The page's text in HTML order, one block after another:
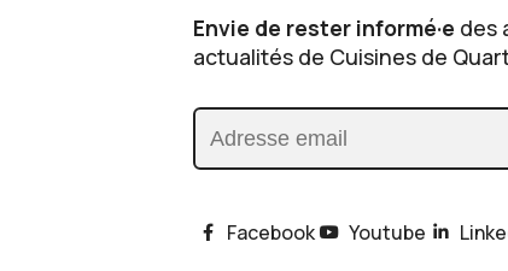
Envie de rester informé·e des
actualités de Cuisines de
Adresse email
Facebook Youtube